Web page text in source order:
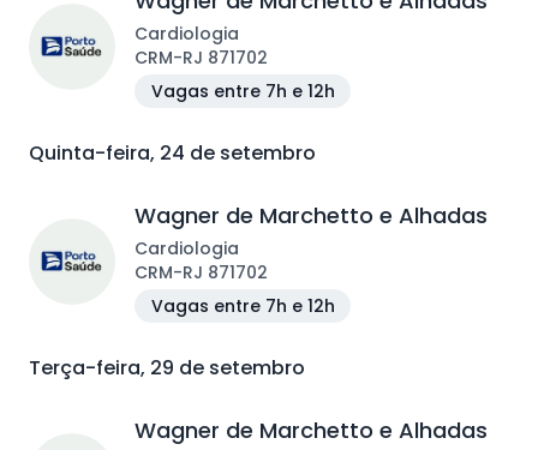
Cardiologia
CRM-RJ 871702
Vagas entre 7h e 12h
Quinta-feira, 24 de setembro
Wagner de Marchetto e Alhadas
Cardiologia
CRM-RJ 871702
Vagas entre 7h e 12h
Terça-feira, 29 de setembro
Wagner de Marchetto e Alhadas